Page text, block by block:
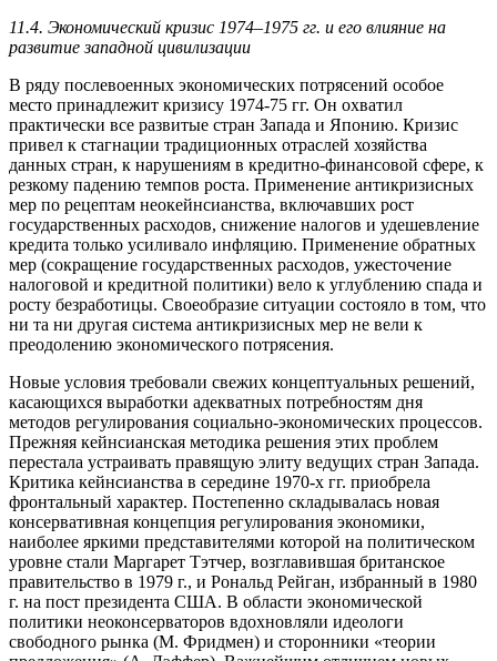
11.4. Экономический кризис 1974–1975 гг. и его влияние на
развитие западной цивилизации
В ряду послевоенных экономических потрясений особое
место принадлежит кризису 1974-75 гг. Он охватил
практически все развитые стран Запада и Японию. Кризис
привел к стагнации традиционных отраслей хозяйства
данных стран, к нарушениям в кредитно-финансовой сфере, к
резкому падению темпов роста. Применение антикризисных
мер по рецептам неокейнсианства, включавших рост
государственных расходов, снижение налогов и удешевление
кредита только усиливало инфляцию. Применение обратных
мер (сокращение государственных расходов, ужесточение
налоговой и кредитной политики) вело к углублению спада и
росту безработицы. Своеобразие ситуации состояло в том, что
ни та ни другая система антикризисных мер не вели к
преодолению экономического потрясения.
Новые условия требовали свежих концептуальных решений,
касающихся выработки адекватных потребностям дня
методов регулирования социально-экономических процессов.
Прежняя кейнсианская методика решения этих проблем
перестала устраивать правящую элиту ведущих стран Запада.
Критика кейнсианства в середине 1970-х гг. приобрела
фронтальный характер. Постепенно складывалась новая
консервативная концепция регулирования экономики,
наиболее яркими представителями которой на политическом
уровне стали Маргарет Тэтчер, возглавившая британское
правительство в 1979 г., и Рональд Рейган, избранный в 1980
г. на пост президента США. В области экономической
политики неоконсерваторов вдохновляли идеологи
свободного рынка (М. Фридмен) и сторонники «теории